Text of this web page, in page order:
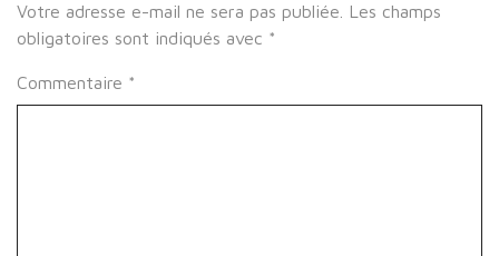
Votre adresse e-mail ne sera pas publiée.
Les champs
obligatoires sont indiqués avec *
Commentaire *